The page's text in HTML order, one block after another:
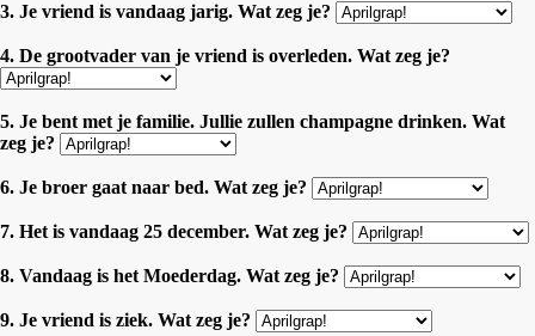
3. Je vriend is vandaag jarig. Wat zeg je?
4. De grootvader van je vriend is overleden. Wat zeg je?
5. Je bent met je familie. Jullie zullen champagne drinken. Wat
zeg je?
6. Je broer gaat naar bed. Wat zeg je?
7. Het is vandaag 25 december. Wat zeg je?
8. Vandaag is het Moederdag. Wat zeg je?
9. Je vriend is ziek. Wat zeg je?